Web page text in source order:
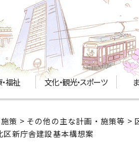
福祉 文化・観光・スポーツ
策 > その他の主な計画・施策等 >
区新庁舎建設基本構想案